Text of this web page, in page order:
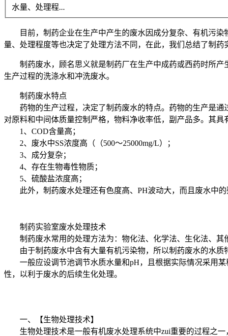
水量、处理程...
目前，制药企业在生产中产生的废水因成分复杂、有机污染
量、处理程度等也决定了处理方法不同，在此，我们总结了制药
制药废水，顾名思义就是制药厂在生产中成药或西药时所产
生产过程的洗涤水和冲洗废水。
制药废水特点
药物的生产过程，决定了制药废水的特点。药物的生产是通
对原料和中间体质量控制严格，物料净收率低，副产品多。其具
1、COD含量高；
2、废水中SS浓度高（（500～25000mg/L）；
3、成分复杂；
4、存在生物毒性物质；
5、硫酸盐浓度高；
此外，制药废水处理还有色度高、PH波动大，而且废水中的
制药实验室废水处理技术
制药废水常用的处理方法为：物化法、化学法、生化法、其
由于制药废水中含有大量有机污染物，所以制药废水的水质
一般应设调节池调节水质水量和pH，且根据实际情况采用某
性，以利于废水的后续生化处理。
一、【生物处理技术】
生物处理技术是一般有机废水处理系统中zui重要的过程之一